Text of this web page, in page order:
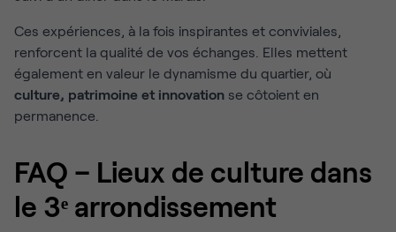
Ces expériences, à la fois inspirantes et conviviales,
renforcent la qualité de vos échanges. Elles mettent
également en valeur le dynamisme du quartier, où
culture, patrimoine et innovation se côtoient en
permanence.
FAQ – Lieux de culture dans
le 3ᵉ arrondissement